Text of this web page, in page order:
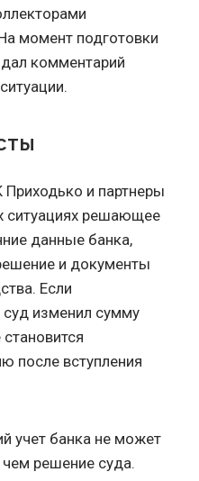
момент подготовки
комментарий
и партнеры
ситуациях решающее
данные банка,
и документы
Если
суд изменил сумму
после вступления
учет банка не может
решение суда.